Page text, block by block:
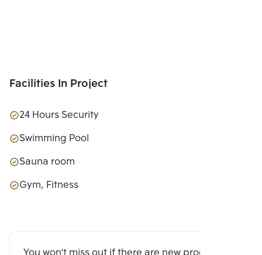
Facilities In Project
24 Hours Security
Swimming Pool
Sauna room
Gym, Fitness